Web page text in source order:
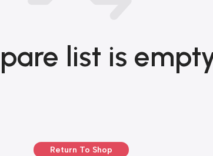
list is
Return To Shop